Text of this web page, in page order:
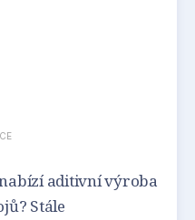
aditivní výroba
Stále